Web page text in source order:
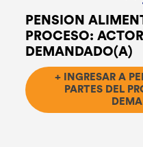
PENSION
PROCESO:
DEMANDADO(A)
+ INGRESAR A
PARTES DEL